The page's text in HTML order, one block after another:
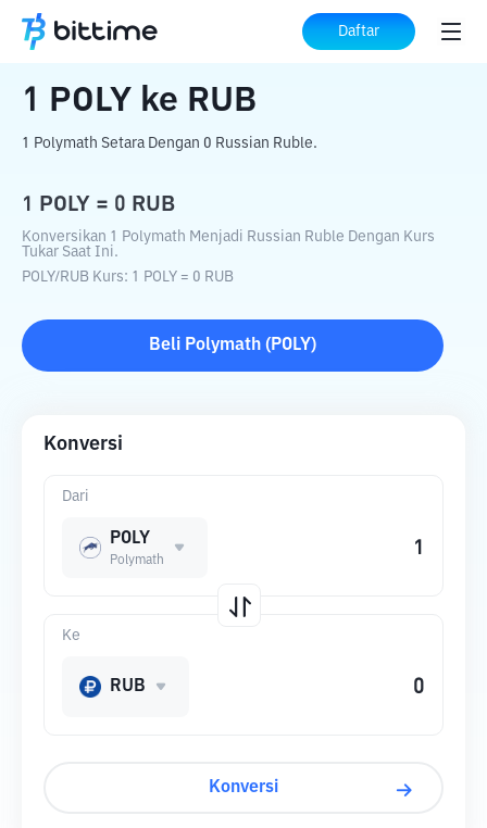
Daftar
Beranda Konverter Kripto ke RUB
1 POLY ke RUB
1 Polymath Setara Dengan 0 Russian Ruble.
1 POLY = 0 RUB
Konversikan 1 Polymath Menjadi Russian Ruble Dengan Kurs
Tukar Saat Ini.
POLY/RUB Kurs: 1 POLY = 0 RUB
Beli Polymath ( POLY)
Konversi
Dari
POLY
Polymath
Ke
RUB
Konversi